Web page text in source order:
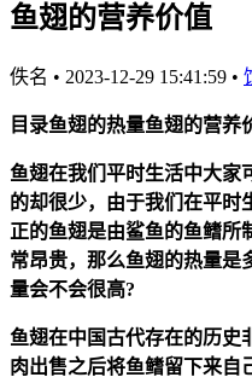
鱼翅的营养价值
佚名 • 2023-12-29 15:41:59 •
目录鱼翅的热量鱼翅的营
鱼翅在我们平时生活中大家
的却很少，由于我们在平时
正的鱼翅是由鲨鱼的鱼鳍所
常昂贵，那么鱼翅的热量是
量会不会很高?
鱼翅在中国古代存在的历史
肉出售之后将鱼鳍留下来自